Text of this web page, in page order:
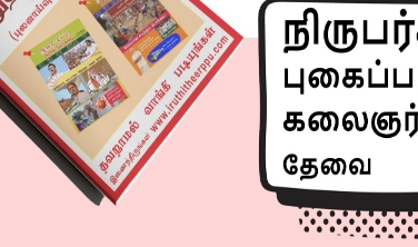
சிறு முதலீட்டுப் படங்களுக்கு மீடியாக்கள் தான்
ஆதரவு – இயக்குநர் சீனு ராமசாமி